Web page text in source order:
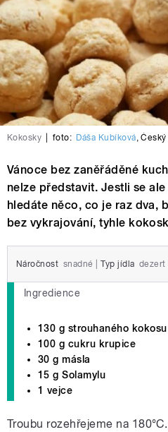
Kokosky foto: Dáša Kubíková,
Vánoce bez zaněřáděné
nelze představit. Jestli se
hledáte něco, co je raz dva,
bez vykrajování, tyhle
Náročnost snadné Typ jídla dezert
Ingredience
130 g strouhaného kokosu
100 g cukru krupice
30 g másla
15 g Solamylu
1 vejce
Troubu rozehřejeme na